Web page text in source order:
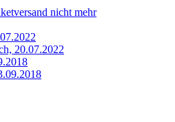
nicht mehr
20.07.2022